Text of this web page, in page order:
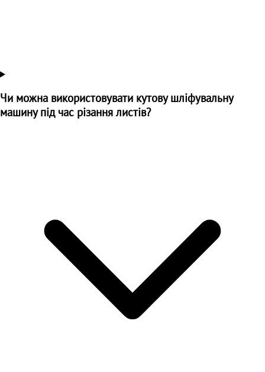
Чи можна використовувати кутову шліфувальну
машину під час різання листів?